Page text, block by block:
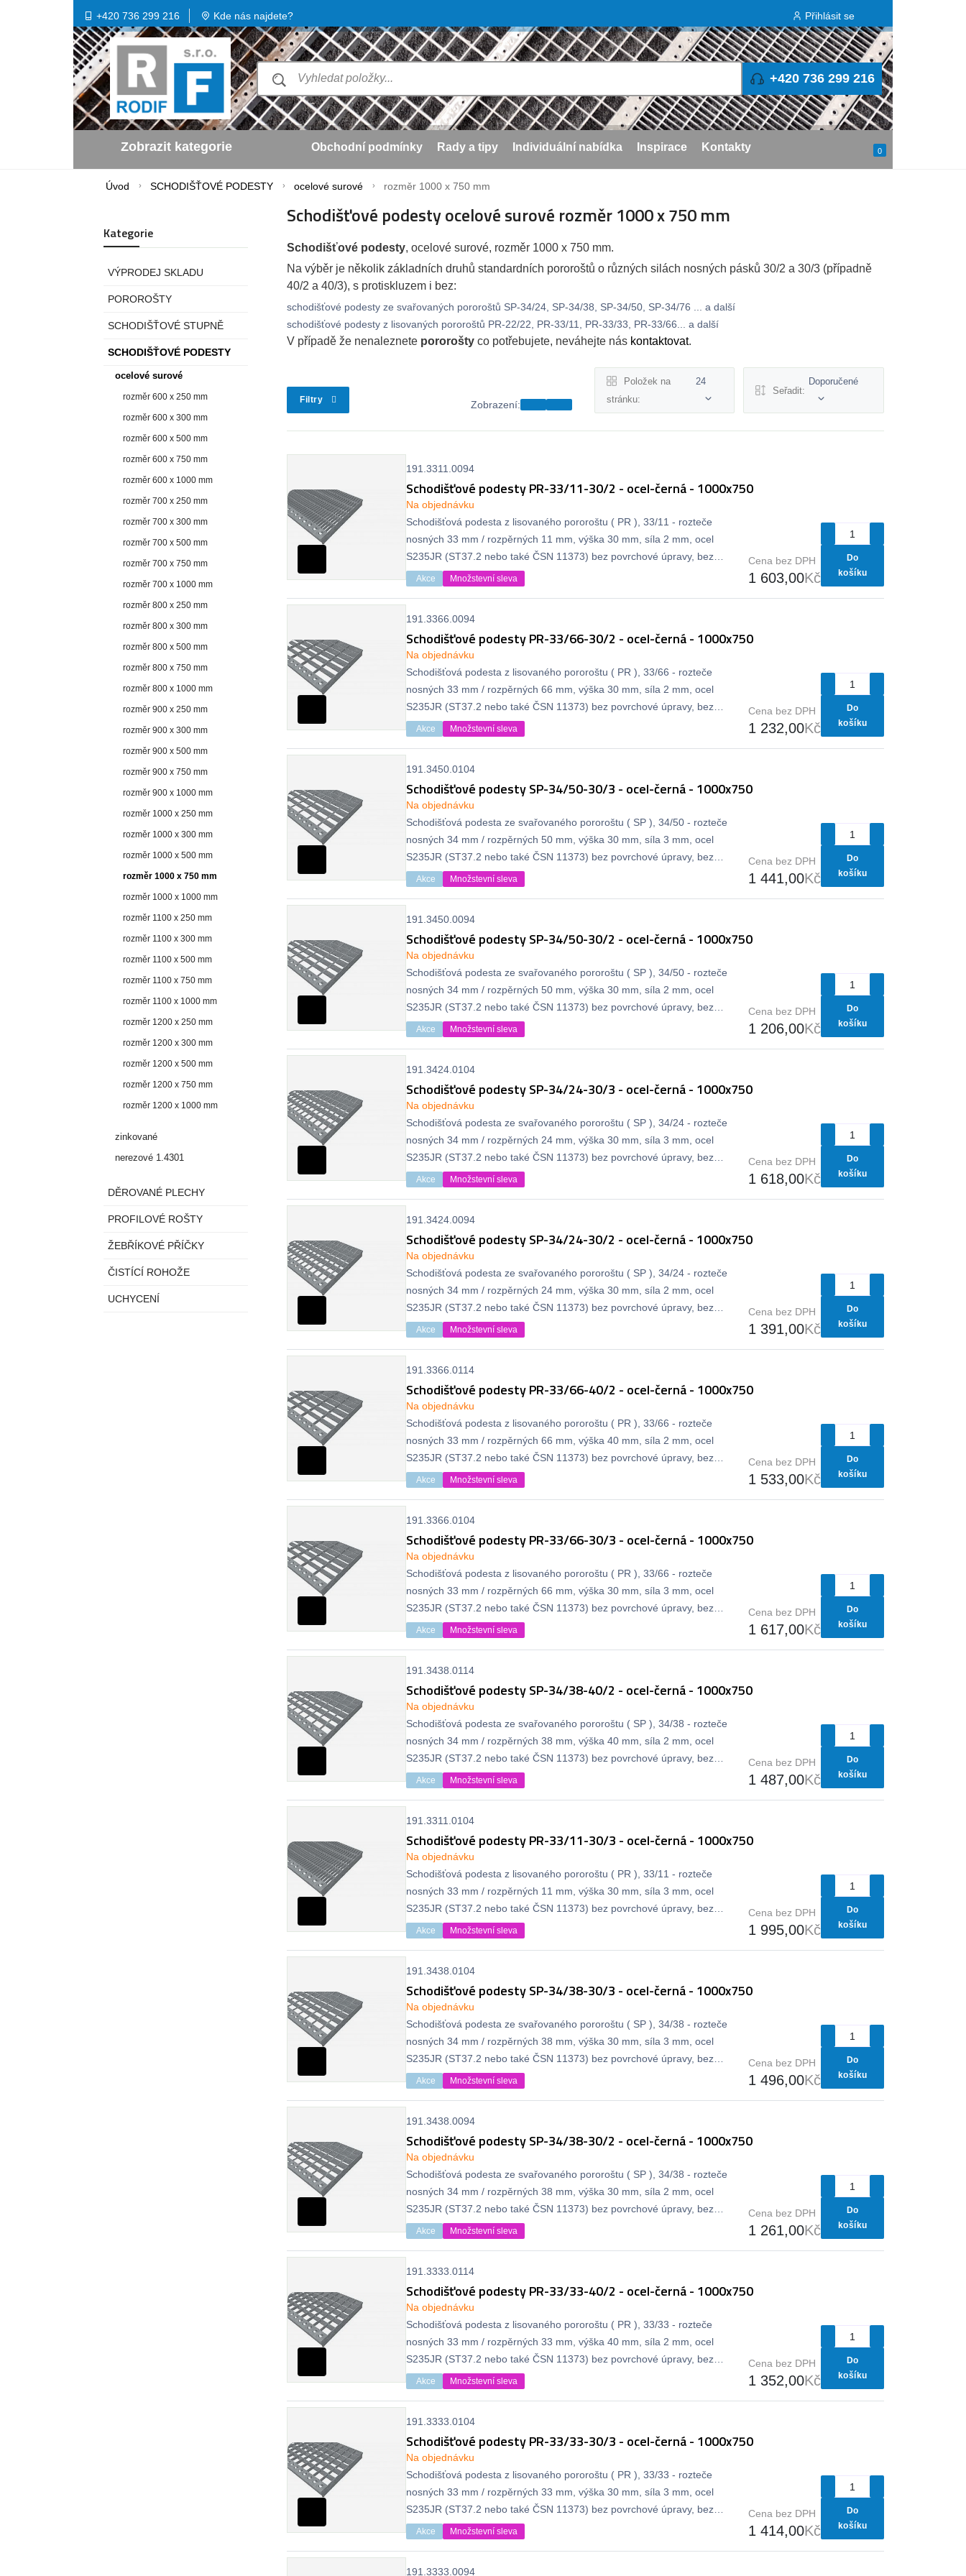
+420 736 299 216 Kde nás najdete? Přihlásit se
+420 736 299 216
Zobrazit kategorie Obchodní podmínky Rady a tipy Individuální nabídka Inspirace Kontakty 0
Úvod SCHODIŠŤOVÉ PODESTY ocelové surové rozměr 1000 x 750 mm
Schodišťové podesty ocelové surové rozměr 1000 x 750 mm
Schodišťové podesty, ocelové surové, rozměr 1000 x 750 mm.
Na výběr je několik základních druhů standardních pororoštů o různých silách nosných pásků 30/2 a 30/3 (případně
40/2 a 40/3), s protiskluzem i bez:
schodišťové podesty ze svařovaných pororoštů SP-34/24, SP-34/38, SP-34/50, SP-34/76 ... a další
schodišťové podesty z lisovaných pororoštů PR-22/22, PR-33/11, PR-33/33, PR-33/66... a další
V případě že nenaleznete pororošty co potřebujete, neváhejte nás kontaktovat.
Filtry Zobrazení:
Položek na
stránku:
24
Seřadit:
Doporučené
191.3311.0094
Schodišťové podesty PR-33/11-30/2 - ocel-černá - 1000x750
Na objednávku
Schodišťová podesta z lisovaného pororoštu ( PR ), 33/11 - rozteče
nosných 33 mm / rozpěrných 11 mm, výška 30 mm, síla 2 mm, ocel
S235JR (ST37.2 nebo také ČSN 11373) bez povrchové úpravy, bez
protiskluzu.
Akce Množstevní sleva
Cena bez DPH
1 603,00Kč
Do
košíku
191.3366.0094
Schodišťové podesty PR-33/66-30/2 - ocel-černá - 1000x750
Na objednávku
Schodišťová podesta z lisovaného pororoštu ( PR ), 33/66 - rozteče
nosných 33 mm / rozpěrných 66 mm, výška 30 mm, síla 2 mm, ocel
S235JR (ST37.2 nebo také ČSN 11373) bez povrchové úpravy, bez
protiskluzu.
Akce Množstevní sleva
Cena bez DPH
1 232,00Kč
Do
košíku
191.3450.0104
Schodišťové podesty SP-34/50-30/3 - ocel-černá - 1000x750
Na objednávku
Schodišťová podesta ze svařovaného pororoštu ( SP ), 34/50 - rozteče
nosných 34 mm / rozpěrných 50 mm, výška 30 mm, síla 3 mm, ocel
S235JR (ST37.2 nebo také ČSN 11373) bez povrchové úpravy, bez
protiskluzu.
Akce Množstevní sleva
Cena bez DPH
1 441,00Kč
Do
košíku
191.3450.0094
Schodišťové podesty SP-34/50-30/2 - ocel-černá - 1000x750
Na objednávku
Schodišťová podesta ze svařovaného pororoštu ( SP ), 34/50 - rozteče
nosných 34 mm / rozpěrných 50 mm, výška 30 mm, síla 2 mm, ocel
S235JR (ST37.2 nebo také ČSN 11373) bez povrchové úpravy, bez
protiskluzu.
Akce Množstevní sleva
Cena bez DPH
1 206,00Kč
Do
košíku
191.3424.0104
Schodišťové podesty SP-34/24-30/3 - ocel-černá - 1000x750
Na objednávku
Schodišťová podesta ze svařovaného pororoštu ( SP ), 34/24 - rozteče
nosných 34 mm / rozpěrných 24 mm, výška 30 mm, síla 3 mm, ocel
S235JR (ST37.2 nebo také ČSN 11373) bez povrchové úpravy, bez
protiskluzu.
Akce Množstevní sleva
Cena bez DPH
1 618,00Kč
Do
košíku
191.3424.0094
Schodišťové podesty SP-34/24-30/2 - ocel-černá - 1000x750
Na objednávku
Schodišťová podesta ze svařovaného pororoštu ( SP ), 34/24 - rozteče
nosných 34 mm / rozpěrných 24 mm, výška 30 mm, síla 2 mm, ocel
S235JR (ST37.2 nebo také ČSN 11373) bez povrchové úpravy, bez
protiskluzu.
Akce Množstevní sleva
Cena bez DPH
1 391,00Kč
Do
košíku
191.3366.0114
Schodišťové podesty PR-33/66-40/2 - ocel-černá - 1000x750
Na objednávku
Schodišťová podesta z lisovaného pororoštu ( PR ), 33/66 - rozteče
nosných 33 mm / rozpěrných 66 mm, výška 40 mm, síla 2 mm, ocel
S235JR (ST37.2 nebo také ČSN 11373) bez povrchové úpravy, bez
protiskluzu.
Akce Množstevní sleva
Cena bez DPH
1 533,00Kč
Do
košíku
191.3366.0104
Schodišťové podesty PR-33/66-30/3 - ocel-černá - 1000x750
Na objednávku
Schodišťová podesta z lisovaného pororoštu ( PR ), 33/66 - rozteče
nosných 33 mm / rozpěrných 66 mm, výška 30 mm, síla 3 mm, ocel
S235JR (ST37.2 nebo také ČSN 11373) bez povrchové úpravy, bez
protiskluzu.
Akce Množstevní sleva
Cena bez DPH
1 617,00Kč
Do
košíku
191.3438.0114
Schodišťové podesty SP-34/38-40/2 - ocel-černá - 1000x750
Na objednávku
Schodišťová podesta ze svařovaného pororoštu ( SP ), 34/38 - rozteče
nosných 34 mm / rozpěrných 38 mm, výška 40 mm, síla 2 mm, ocel
S235JR (ST37.2 nebo také ČSN 11373) bez povrchové úpravy, bez
protiskluzu.
Akce Množstevní sleva
Cena bez DPH
1 487,00Kč
Do
košíku
191.3311.0104
Schodišťové podesty PR-33/11-30/3 - ocel-černá - 1000x750
Na objednávku
Schodišťová podesta z lisovaného pororoštu ( PR ), 33/11 - rozteče
nosných 33 mm / rozpěrných 11 mm, výška 30 mm, síla 3 mm, ocel
S235JR (ST37.2 nebo také ČSN 11373) bez povrchové úpravy, bez
protiskluzu.
Akce Množstevní sleva
Cena bez DPH
1 995,00Kč
Do
košíku
191.3438.0104
Schodišťové podesty SP-34/38-30/3 - ocel-černá - 1000x750
Na objednávku
Schodišťová podesta ze svařovaného pororoštu ( SP ), 34/38 - rozteče
nosných 34 mm / rozpěrných 38 mm, výška 30 mm, síla 3 mm, ocel
S235JR (ST37.2 nebo také ČSN 11373) bez povrchové úpravy, bez
protiskluzu.
Akce Množstevní sleva
Cena bez DPH
1 496,00Kč
Do
košíku
191.3438.0094
Schodišťové podesty SP-34/38-30/2 - ocel-černá - 1000x750
Na objednávku
Schodišťová podesta ze svařovaného pororoštu ( SP ), 34/38 - rozteče
nosných 34 mm / rozpěrných 38 mm, výška 30 mm, síla 2 mm, ocel
S235JR (ST37.2 nebo také ČSN 11373) bez povrchové úpravy, bez
protiskluzu.
Akce Množstevní sleva
Cena bez DPH
1 261,00Kč
Do
košíku
191.3333.0114
Schodišťové podesty PR-33/33-40/2 - ocel-černá - 1000x750
Na objednávku
Schodišťová podesta z lisovaného pororoštu ( PR ), 33/33 - rozteče
nosných 33 mm / rozpěrných 33 mm, výška 40 mm, síla 2 mm, ocel
S235JR (ST37.2 nebo také ČSN 11373) bez povrchové úpravy, bez
protiskluzu.
Akce Množstevní sleva
Cena bez DPH
1 352,00Kč
Do
košíku
191.3333.0104
Schodišťové podesty PR-33/33-30/3 - ocel-černá - 1000x750
Na objednávku
Schodišťová podesta z lisovaného pororoštu ( PR ), 33/33 - rozteče
nosných 33 mm / rozpěrných 33 mm, výška 30 mm, síla 3 mm, ocel
S235JR (ST37.2 nebo také ČSN 11373) bez povrchové úpravy, bez
protiskluzu.
Akce Množstevní sleva
Cena bez DPH
1 414,00Kč
Do
košíku
191.3333.0094
Kategorie
VÝPRODEJ SKLADU
POROROŠTY
SCHODIŠŤOVÉ STUPNĚ
SCHODIŠŤOVÉ PODESTY
ocelové surové
rozměr 600 x 250 mm
rozměr 600 x 300 mm
rozměr 600 x 500 mm
rozměr 600 x 750 mm
rozměr 600 x 1000 mm
rozměr 700 x 250 mm
rozměr 700 x 300 mm
rozměr 700 x 500 mm
rozměr 700 x 750 mm
rozměr 700 x 1000 mm
rozměr 800 x 250 mm
rozměr 800 x 300 mm
rozměr 800 x 500 mm
rozměr 800 x 750 mm
rozměr 800 x 1000 mm
rozměr 900 x 250 mm
rozměr 900 x 300 mm
rozměr 900 x 500 mm
rozměr 900 x 750 mm
rozměr 900 x 1000 mm
rozměr 1000 x 250 mm
rozměr 1000 x 300 mm
rozměr 1000 x 500 mm
rozměr 1000 x 750 mm
rozměr 1000 x 1000 mm
rozměr 1100 x 250 mm
rozměr 1100 x 300 mm
rozměr 1100 x 500 mm
rozměr 1100 x 750 mm
rozměr 1100 x 1000 mm
rozměr 1200 x 250 mm
rozměr 1200 x 300 mm
rozměr 1200 x 500 mm
rozměr 1200 x 750 mm
rozměr 1200 x 1000 mm
zinkované
nerezové 1.4301
DĚROVANÉ PLECHY
PROFILOVÉ ROŠTY
ŽEBŘÍKOVÉ PŘÍČKY
ČISTÍCÍ ROHOŽE
UCHYCENÍ